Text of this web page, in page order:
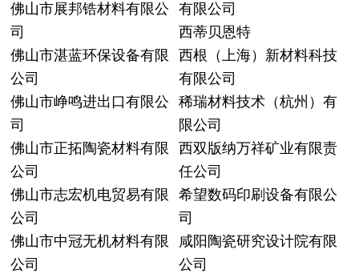
佛山市展邦锆材料有限公
司
佛山市湛蓝环保设备有限
公司
佛山市峥鸣进出口有限公
司
佛山市正拓陶瓷材料有限
公司
佛山市志宏机电贸易有限
公司
佛山市中冠无机材料有限
公司
有限公司
西蒂贝恩特
西根（上海）新材料科技
有限公司
稀瑞材料技术（杭州）有
限公司
西双版纳万祥矿业有限责
任公司
希望数码印刷设备有限公
司
咸阳陶瓷研究设计院有限
公司